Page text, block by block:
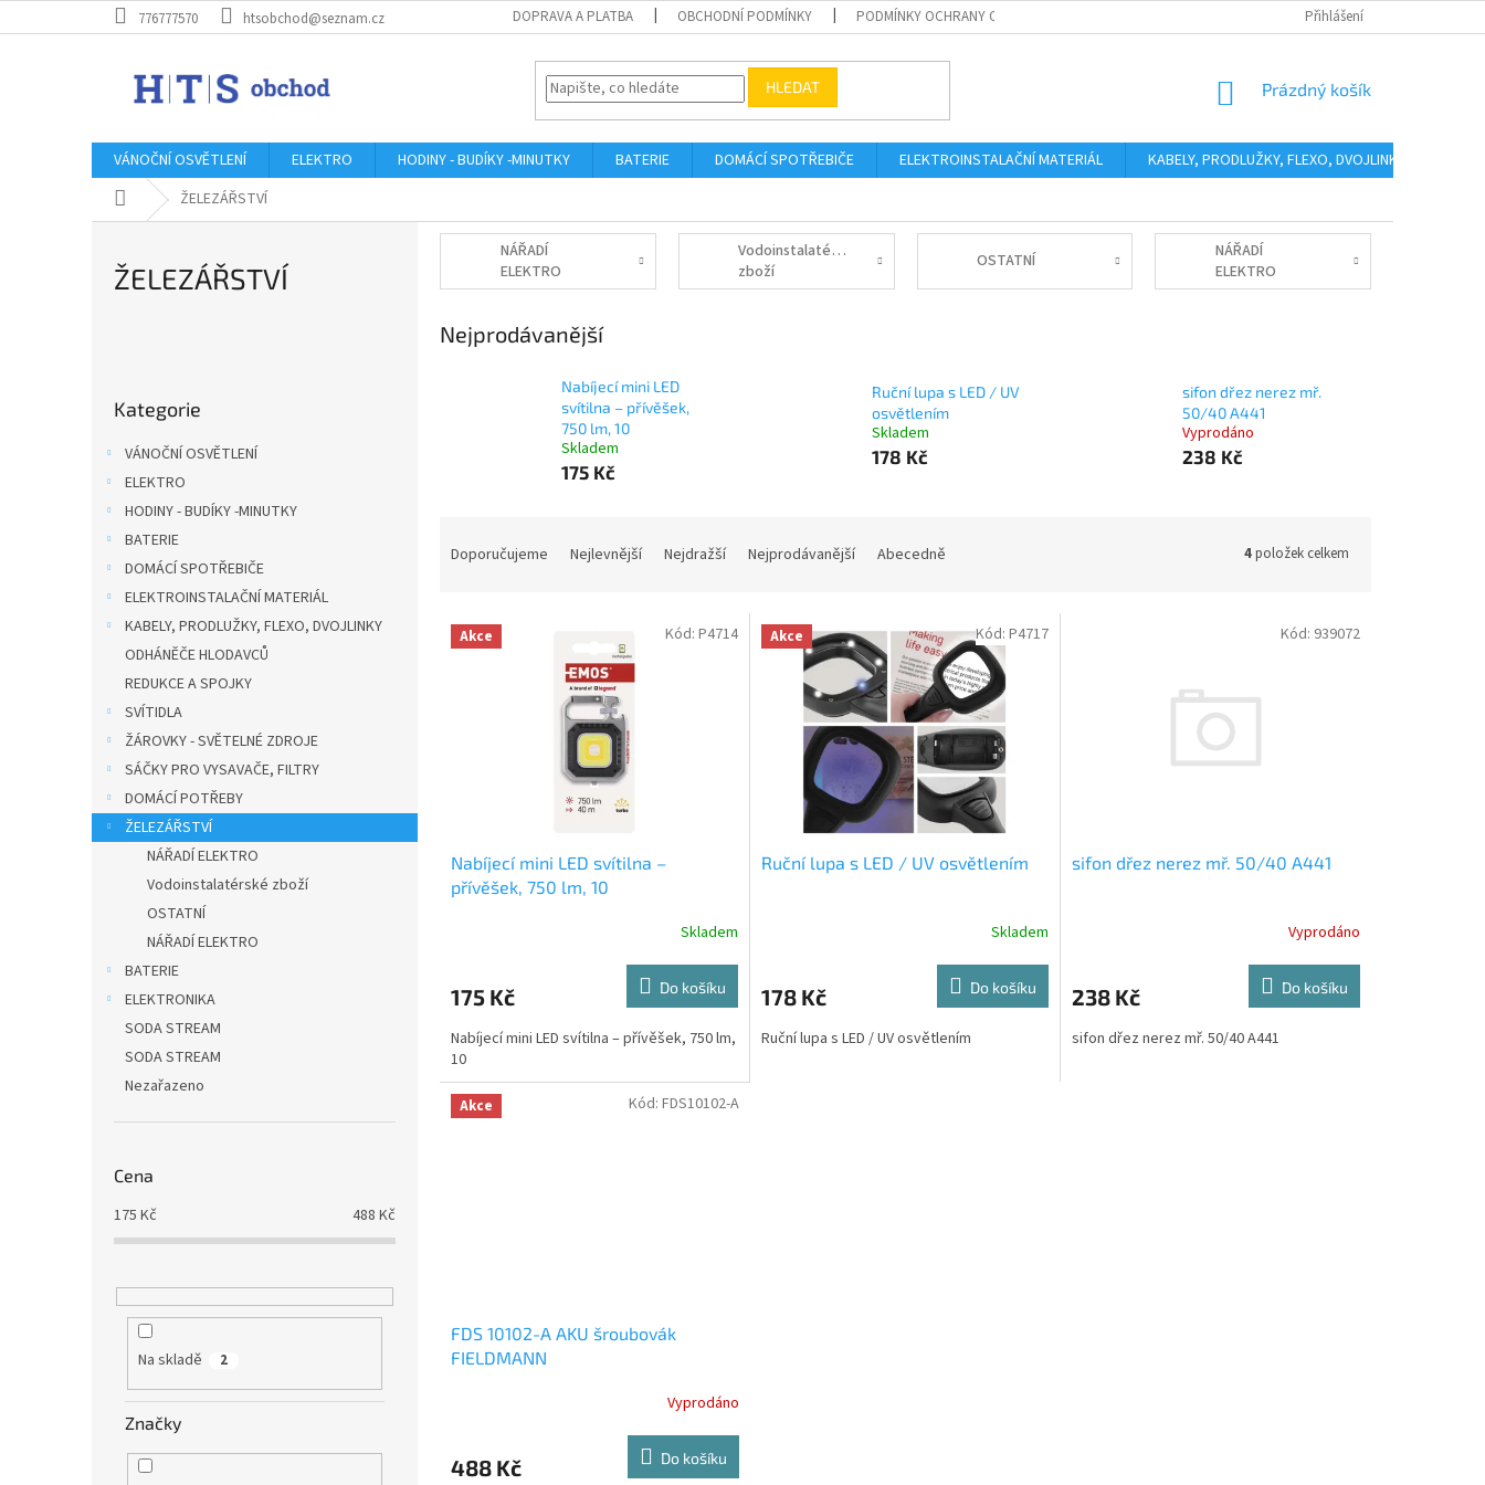
na
776777570 htsobchod@seznam.cz DOPRAVA A PLATBA OBCHODNÍ PODMÍNKY PODMÍNKY OCHRANY OSOBNÍCH ÚDAJŮ Přihlášení
HLEDAT
NÁKUPNÍ
Prázdný košík
VÁNOČNÍ OSVĚTLENÍ ELEKTRO HODINY - BUDÍKY -MINUTKY BATERIE DOMÁCÍ SPOTŘEBIČE ELEKTROINSTALAČNÍ MATERIÁL KABELY, PRODLUŽKY, FLEXO, DVOJLINKY
Domů ŽELEZÁŘSTVÍ
ŽELEZÁŘSTVÍ
kategorie
Kategorie
VÁNOČNÍ OSVĚTLENÍ
ELEKTRO
HODINY - BUDÍKY -MINUTKY
BATERIE
DOMÁCÍ SPOTŘEBIČE
ELEKTROINSTALAČNÍ MATERIÁL
KABELY, PRODLUŽKY, FLEXO, DVOJLINKY
ODHÁNĚČE HLODAVCŮ
REDUKCE A SPOJKY
SVÍTIDLA
ŽÁROVKY - SVĚTELNÉ ZDROJE
SÁČKY PRO VYSAVAČE, FILTRY
DOMÁCÍ POTŘEBY
ŽELEZÁŘSTVÍ
NÁŘADÍ ELEKTRO
Vodoinstalatérské zboží
OSTATNÍ
NÁŘADÍ ELEKTRO
BATERIE
ELEKTRONIKA
SODA STREAM
SODA STREAM
Nezařazeno
Cena
175 Kč 488 Kč
Na skladě 2
Značky
NÁŘADÍ
ELEKTRO
Vodoinstalatérské
zboží
OSTATNÍ
NÁŘADÍ
ELEKTRO
Nejprodávanější
Nabíjecí mini LED
svítilna – přívěšek,
750 lm, 10
Skladem
175 Kč
Ruční lupa s LED / UV
osvětlením
Skladem
178 Kč
sifon dřez nerez mř.
50/40 A441
Vyprodáno
238 Kč
n
Doporučujeme Nejlevnější Nejdražší Nejprodávanější Abecedně 4položek celkem
V Akce
Nabíjecí mini LED svítilna –
přívěšek, 750 lm, 10
Skladem
175 Kč Do košíku
Nabíjecí mini LED svítilna – přívěšek, 750 lm,
10
Kód: P4714 Akce
Ruční lupa s LED / UV osvětlením
Skladem
178 Kč Do košíku
Ruční lupa s LED / UV osvětlením
Kód: P4717
sifon dřez nerez mř. 50/40 A441
Vyprodáno
238 Kč Do košíku
sifon dřez nerez mř. 50/40 A441
Kód: 939072
Akce
FDS 10102-A AKU šroubovák
FIELDMANN
Vyprodáno
488 Kč Do košíku
Kód: FDS10102-A